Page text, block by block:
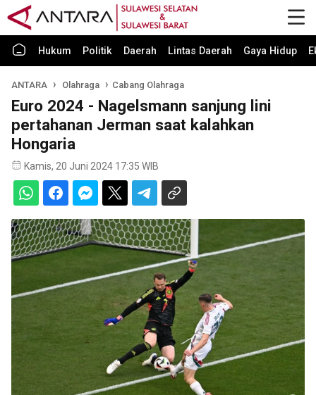
Hukum Politik Daerah Lintas Daerah Gaya Hidup
ANTARA Olahraga Cabang Olahraga
Euro 2024 - Nagelsmann sanjung lini
pertahanan Jerman saat kalahkan
Hongaria
Kamis, 20 Juni 2024 17:35 WIB